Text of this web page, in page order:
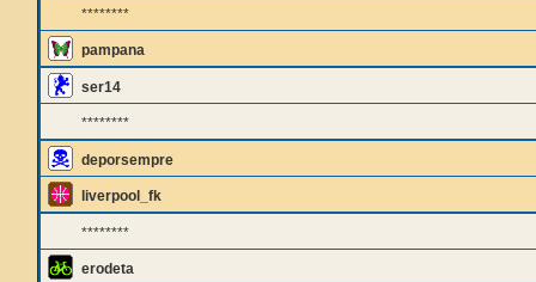
********
pampana
ser14
********
deporsempre
liverpool_fk
********
erodeta